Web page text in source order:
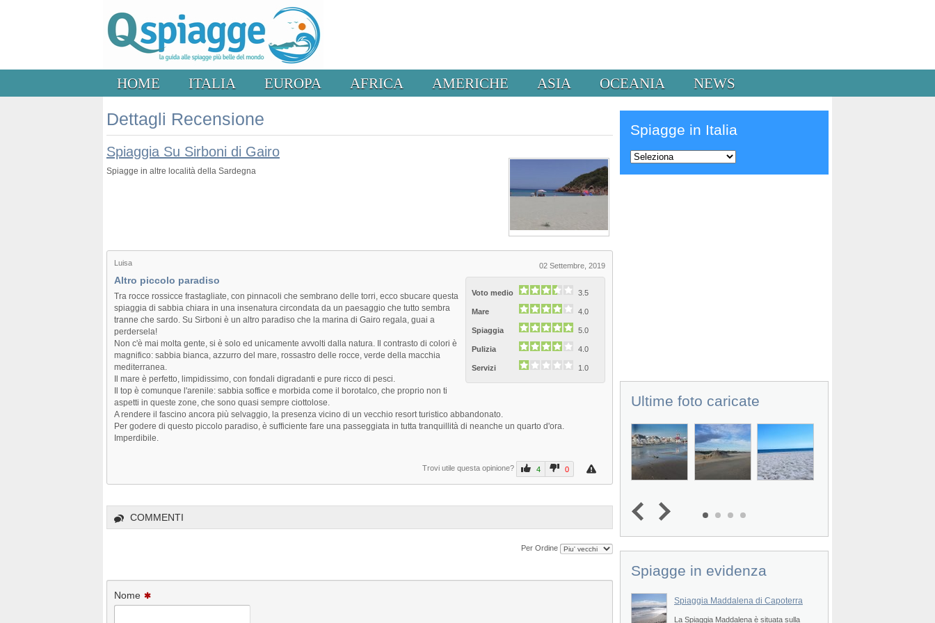
HOME ITALIA EUROPA AFRICA AMERICHE ASIA OCEANIA NEWS
Dettagli Recensione
Spiaggia Su Sirboni di Gairo
Spiagge in altre località della Sardegna
02 Settembre, 2019
Luisa
Voto medio 3.5
Mare 4.0
Spiaggia 5.0
Pulizia 4.0
Servizi 1.0
Altro piccolo paradiso
Tra rocce rossicce frastagliate, con pinnacoli che sembrano delle torri, ecco sbucare questa
spiaggia di sabbia chiara in una insenatura circondata da un paesaggio che tutto sembra
tranne che sardo. Su Sirboni è un altro paradiso che la marina di Gairo regala, guai a
perdersela!
Non c'è mai molta gente, si è solo ed unicamente avvolti dalla natura. Il contrasto di colori è
magnifico: sabbia bianca, azzurro del mare, rossastro delle rocce, verde della macchia
mediterranea.
Il mare è perfetto, limpidissimo, con fondali digradanti e pure ricco di pesci.
Il top è comunque l'arenile: sabbia soffice e morbida come il borotalco, che proprio non ti
aspetti in queste zone, che sono quasi sempre ciottolose.
A rendere il fascino ancora più selvaggio, la presenza vicino di un vecchio resort turistico abbandonato.
Per godere di questo piccolo paradiso, è sufficiente fare una passeggiata in tutta tranquillità di neanche un quarto d'ora.
Imperdibile.
Trovi utile questa opinione? 4 0
COMMENTI
Per Ordine
Nome
Spiagge in Italia
Ultime foto caricate
Spiagge in evidenza
Spiaggia Maddalena di Capoterra
La Spiaggia Maddalena è situata sulla